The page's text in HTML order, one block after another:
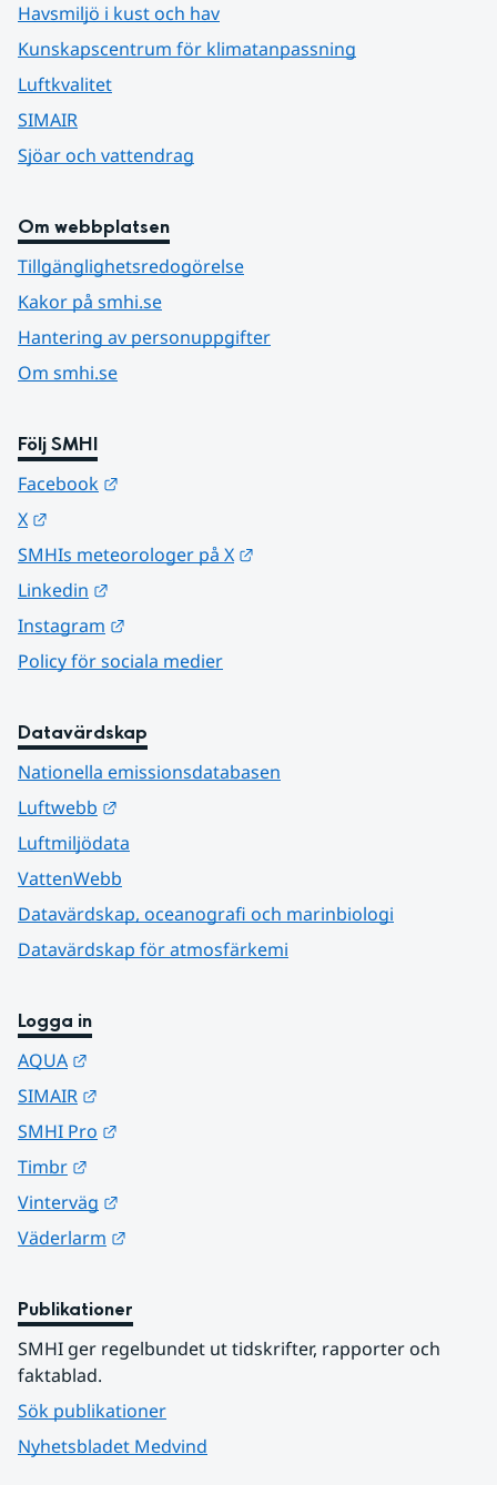
Havsmiljö i kust och hav
Kunskapscentrum för klimatanpassning
Luftkvalitet
SIMAIR
Sjöar och vattendrag
Om webbplatsen
Tillgänglighetsredogörelse
Kakor på smhi.se
Hantering av personuppgifter
Om smhi.se
Följ SMHI
Facebook
X
SMHIs meteorologer på X
Linkedin
Instagram
Policy för sociala medier
Datavärdskap
Nationella emissionsdatabasen
Luftwebb
Luftmiljödata
VattenWebb
Datavärdskap, oceanografi och marinbiologi
Datavärdskap för atmosfärkemi
Logga in
AQUA
SIMAIR
SMHI Pro
Timbr
Vinterväg
Väderlarm
Publikationer
SMHI ger regelbundet ut tidskrifter, rapporter och
faktablad.
Sök publikationer
Nyhetsbladet Medvind